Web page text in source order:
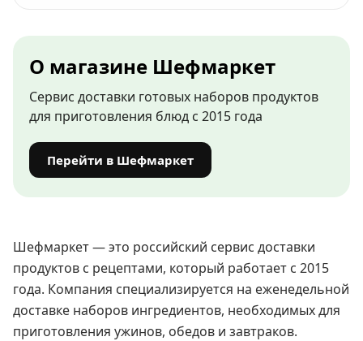
О магазине Шефмаркет
Сервис доставки готовых наборов продуктов
для приготовления блюд с 2015 года
Перейти в Шефмаркет
Шефмаркет — это российский сервис доставки
продуктов с рецептами, который работает с 2015
года. Компания специализируется на еженедельной
доставке наборов ингредиентов, необходимых для
приготовления ужинов, обедов и завтраков.